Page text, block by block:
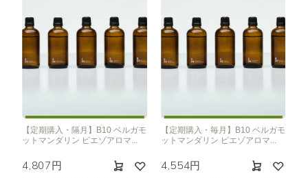
【定期購入・隔月】B10 ベルガモ
ットマンダリン ピエゾアロマ...
4,807円
【定期購入・毎月】B10 ベルガモ
ットマンダリン ピエゾアロマ...
4,554円